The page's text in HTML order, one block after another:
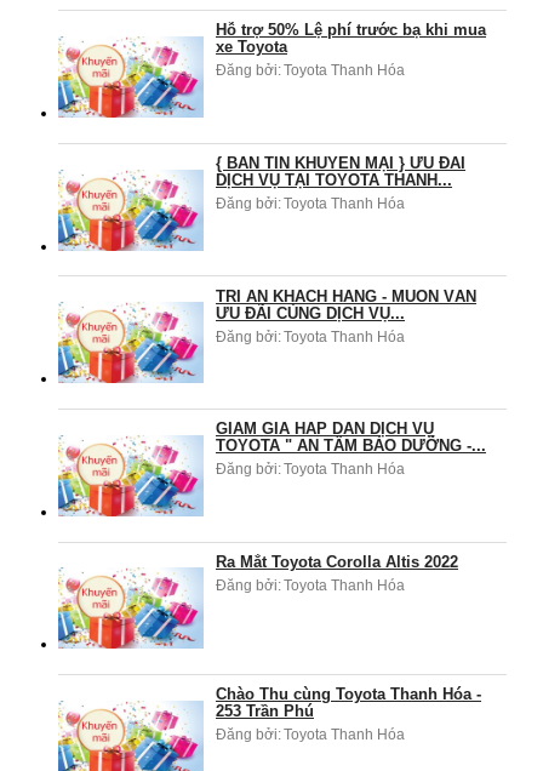
Hỗ trợ 50% Lệ phí trước bạ khi mua
xe Toyota
Đăng bởi:Toyota Thanh Hóa
{ BẢN TIN KHUYẾN MẠI } ƯU ĐÃI
DỊCH VỤ TẠI TOYOTA THANH...
Đăng bởi:Toyota Thanh Hóa
TRI ÂN KHÁCH HÀNG - MUÔN VÀN
ƯU ĐÃI CÙNG DỊCH VỤ...
Đăng bởi:Toyota Thanh Hóa
GIẢM GIÁ HẤP DẪN DỊCH VỤ
TOYOTA " AN TÂM BẢO DƯỠNG -...
Đăng bởi:Toyota Thanh Hóa
Ra Mắt Toyota Corolla Altis 2022
Đăng bởi:Toyota Thanh Hóa
Chào Thu cùng Toyota Thanh Hóa -
253 Trần Phú
Đăng bởi:Toyota Thanh Hóa